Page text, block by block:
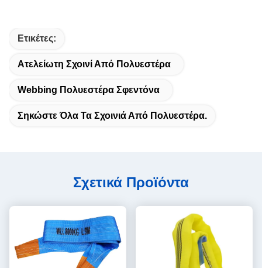
Ετικέτες:
Ατελείωτη Σχοινί Από Πολυεστέρα
Webbing Πολυεστέρα Σφεντόνα
Σηκώστε Όλα Τα Σχοινιά Από Πολυεστέρα.
Σχετικά Προϊόντα